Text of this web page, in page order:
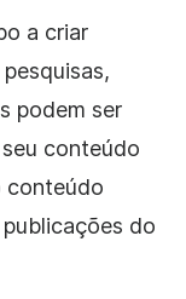
a criar
podem ser
conteúdo
conteúdo
do